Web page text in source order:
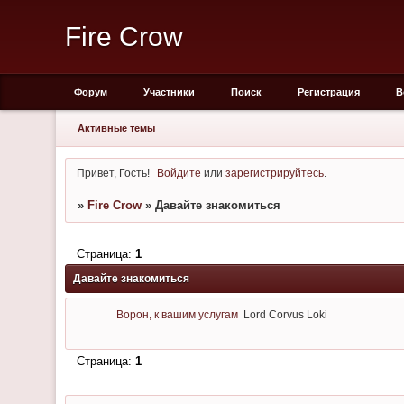
Fire Crow
Форум Участники Поиск Регистрация
Активные темы
Привет, Гость! Войдите илизарегистрируйтесь
» Fire Crow » Давайте знакомиться
Давайте знакомиться
Страница: 1
Ворон, к вашим услугам Lord Corvus Loki
Страница: 1